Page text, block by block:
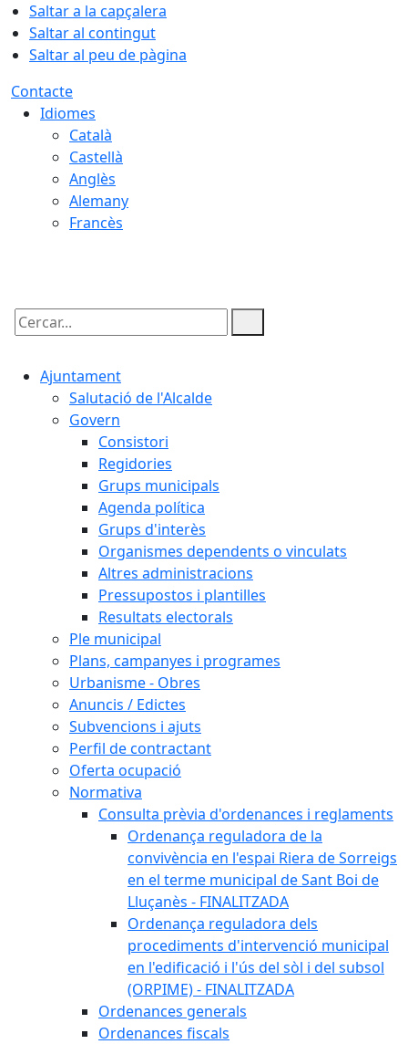
Saltar a la capçalera
Saltar al contingut
Saltar al peu de pàgina
Contacte
Idiomes
Català
Castellà
Anglès
Alemany
Francès
Cercar:
Ajuntament
Salutació de l'Alcalde
Govern
Consistori
Regidories
Grups municipals
Agenda política
Grups d'interès
Organismes dependents o vinculats
Altres administracions
Pressupostos i plantilles
Resultats electorals
Ple municipal
Plans, campanyes i programes
Urbanisme - Obres
Anuncis / Edictes
Subvencions i ajuts
Perfil de contractant
Oferta ocupació
Normativa
Consulta prèvia d'ordenances i reglaments
Ordenança reguladora de la
convivència en l'espai Riera de Sorreigs
en el terme municipal de Sant Boi de
Lluçanès - FINALITZADA
Ordenança reguladora dels
procediments d'intervenció municipal
en l'edificació i l'ús del sòl i del subsol
(ORPIME) - FINALITZADA
Ordenances generals
Ordenances fiscals